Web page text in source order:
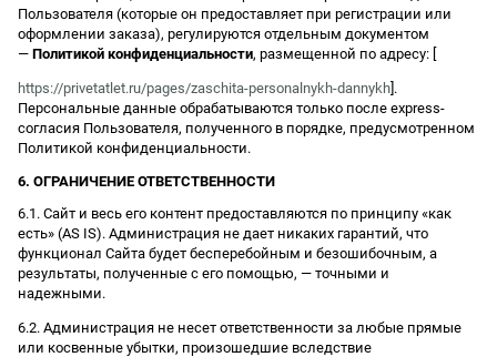
Пользователя (которые он предоставляет при регистрации или
оформлении заказа), регулируются отдельным документом
— Политикой конфиденциальности, размещенной по адресу: [
https://privetatlet.ru/pages/zaschita-personalnykh-dannykh ].
Персональные данные обрабатываются только после express-
согласия Пользователя, полученного в порядке, предусмотренном
Политикой конфиденциальности.
6. ОГРАНИЧЕНИЕ ОТВЕТСТВЕННОСТИ
6.1. Сайт и весь его контент предоставляются по принципу «как
есть» (AS IS). Администрация не дает никаких гарантий, что
функционал Сайта будет бесперебойным и безошибочным, а
результаты, полученные с его помощью, — точными и
надежными.
6.2. Администрация не несет ответственности за любые прямые
или косвенные убытки, произошедшие вследствие